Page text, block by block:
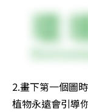
2.畫下第一個圖
植物永遠會引導